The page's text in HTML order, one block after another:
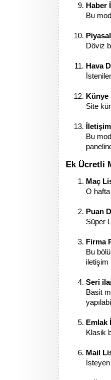
Haber
Bu
Döviz
Hava
Künye
Site
Bu
Ek Ücretli
Maç
O hafta
Puan
Süper
Firma
Bu
iletişim
Seri
Basit
Emlak
Klasik
Mail